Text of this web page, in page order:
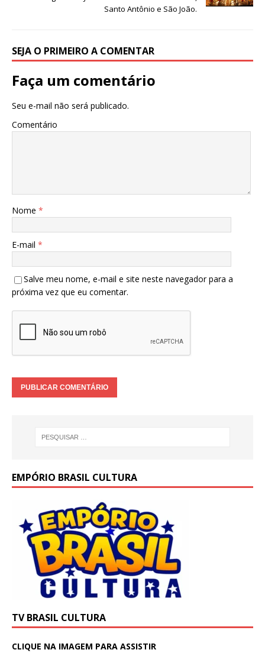
k
Santo Antônio e São João.
SEJA O PRIMEIRO A COMENTAR
Faça um comentário
Seu e-mail não será publicado.
Comentário
Nome *
E-mail *
Salve meu nome, e-mail e site neste navegador para a
próxima vez que eu comentar.
EMPÓRIO BRASIL CULTURA
TV BRASIL CULTURA
CLIQUE NA IMAGEM PARA ASSISTIR